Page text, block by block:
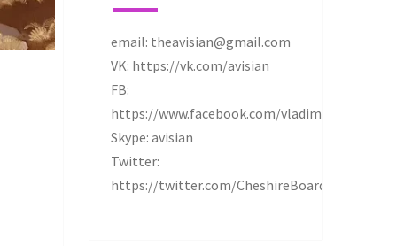
email: theavisian@gmail.com
VK: https://vk.com/avisian
FB:
https://www.facebook.com/vladimir.krylov.37
Skype: avisian
Twitter:
https://twitter.com/CheshireBoard